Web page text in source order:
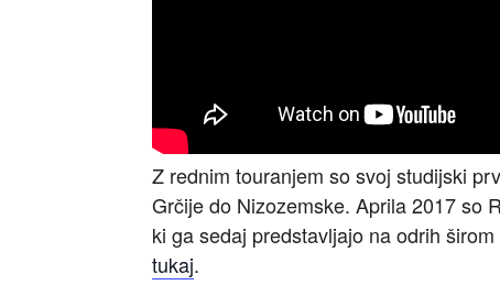
Z rednim touranjem so svoj studijski
Grčije do Nizozemske. Aprila 2017 so
ki ga sedaj predstavljajo na odrih
tukaj.